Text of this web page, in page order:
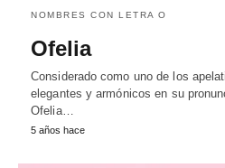
NOMBRES CON LETRA O
Ofelia
Considerado como uno de los
elegantes y armónicos en su
Ofelia…
5 años hace